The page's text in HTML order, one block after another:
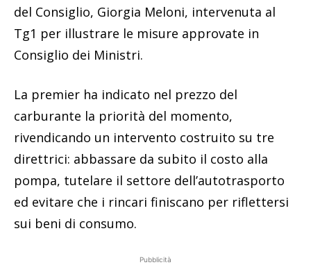
del Consiglio, Giorgia Meloni, intervenuta al
Tg1 per illustrare le misure approvate in
Consiglio dei Ministri.
La premier ha indicato nel prezzo del
carburante la priorità del momento,
rivendicando un intervento costruito su tre
direttrici: abbassare da subito il costo alla
pompa, tutelare il settore dell’autotrasporto
ed evitare che i rincari finiscano per riflettersi
sui beni di consumo.
Pubblicità